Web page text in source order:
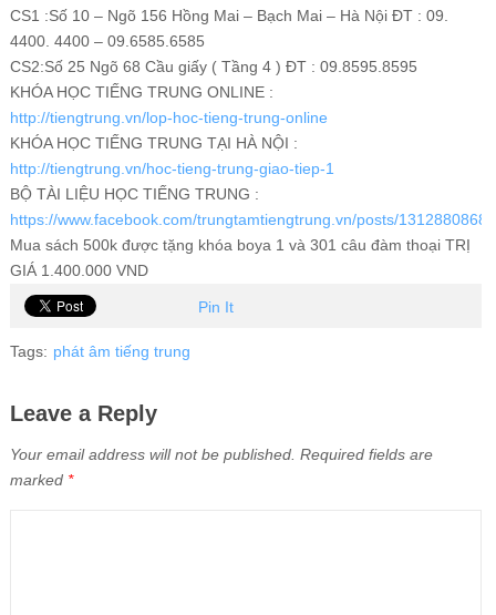
CS1 :Số 10 – Ngõ 156 Hồng Mai – Bạch Mai – Hà Nội ĐT : 09.
4400. 4400 – 09.6585.6585
CS2:Số 25 Ngõ 68 Cầu giấy ( Tầng 4 ) ĐT : 09.8595.8595
KHÓA HỌC TIẾNG TRUNG ONLINE :
http://tiengtrung.vn/lop-hoc-tieng-trung-online
KHÓA HỌC TIẾNG TRUNG TẠI HÀ NỘI :
http://tiengtrung.vn/hoc-tieng-trung-giao-tiep-1
BỘ TÀI LIỆU HỌC TIẾNG TRUNG :
https://www.facebook.com/trungtamtiengtrung.vn/posts/
Mua sách 500k được tặng khóa boya 1 và 301 câu đàm thoại TRỊ
GIÁ 1.400.000 VND
Pin It
Tags: phát âm tiếng trung
Leave a Reply
Your email address will not be published. Required fields are
marked *